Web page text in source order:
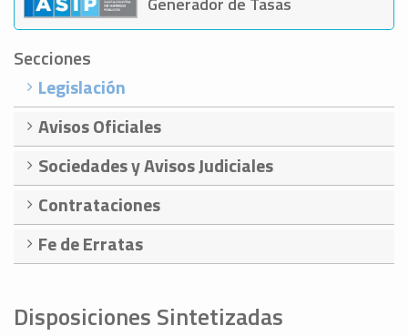
Secciones
Legislación
Avisos Oficiales
Sociedades y Avisos Judiciales
Contrataciones
Fe de Erratas
Disposiciones Sintetizadas